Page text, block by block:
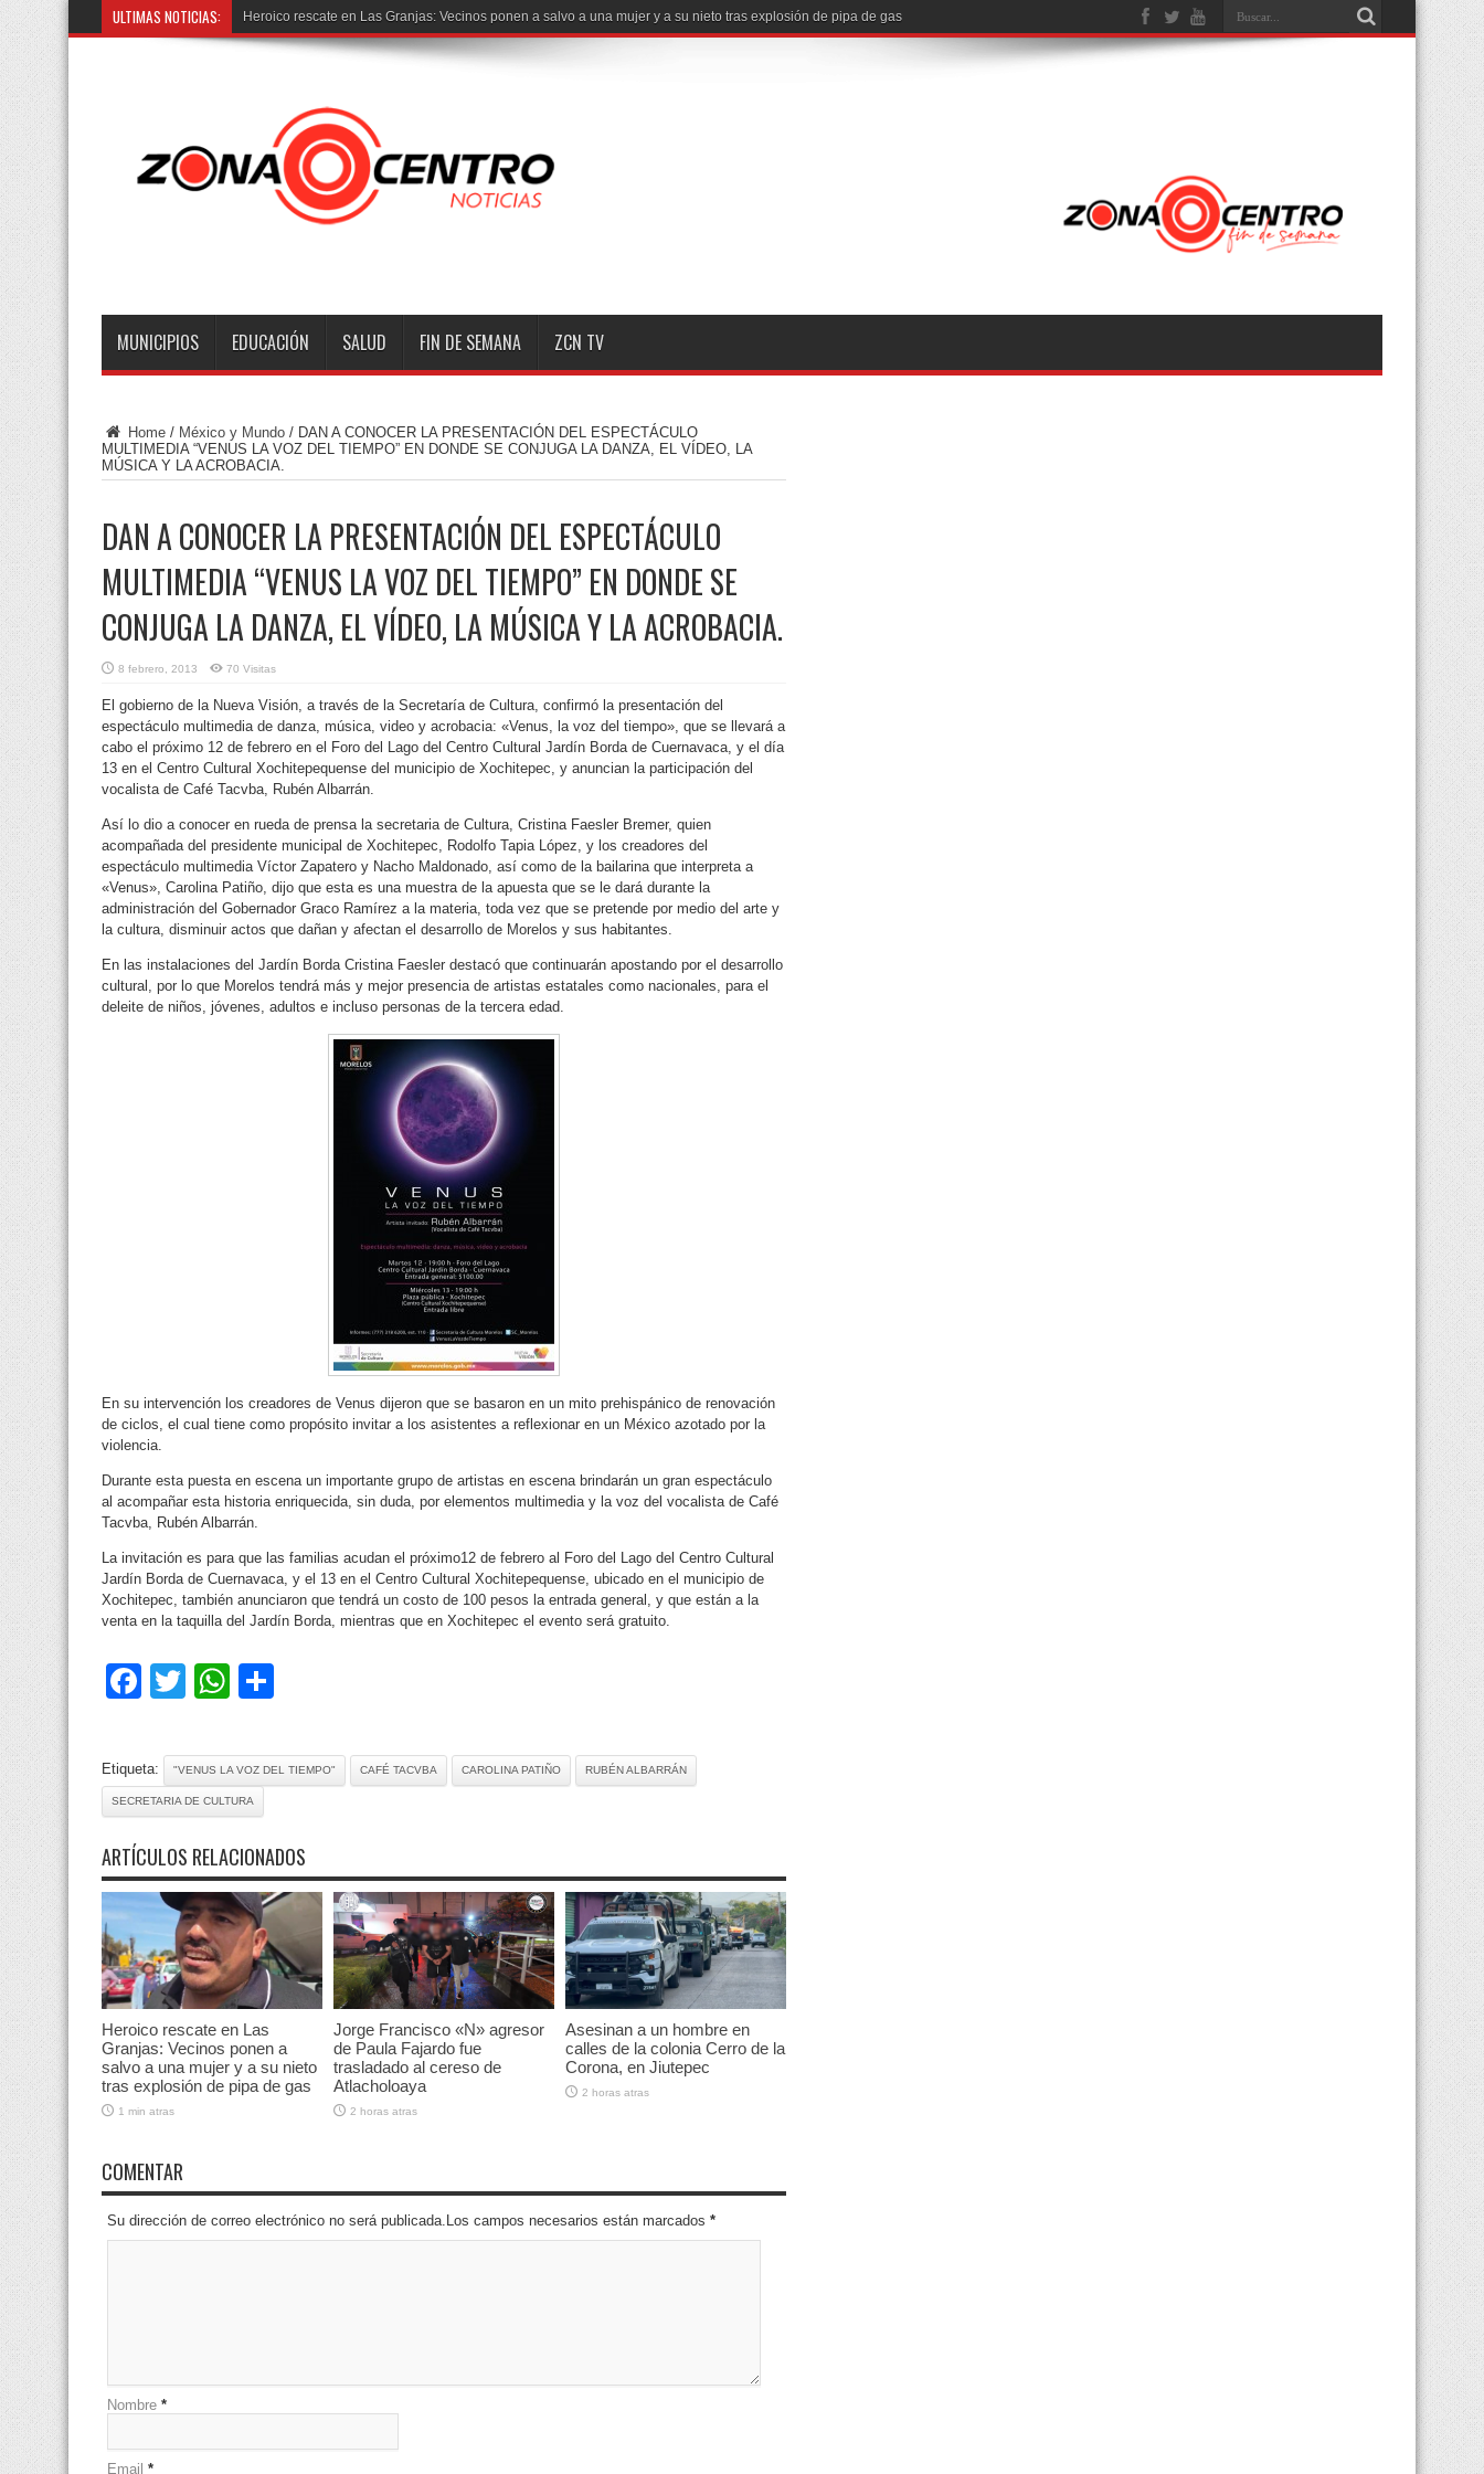
ULTIMAS NOTICIAS: Jorge F
MUNICIPIOS EDUCACIÓN SALUD FIN DE SEMANA ZCN TV
Home / México y Mundo / DAN A CONOCER LA PRESENTACIÓN DEL ESPECTÁCULO
MULTIMEDIA “VENUS LA VOZ DEL TIEMPO” EN DONDE SE CONJUGA LA DANZA, EL VÍDEO, LA
MÚSICA Y LA ACROBACIA.
DAN A CONOCER LA PRESENTACIÓN DEL ESPECTÁCULO
MULTIMEDIA “VENUS LA VOZ DEL TIEMPO” EN DONDE SE
CONJUGA LA DANZA, EL VÍDEO, LA MÚSICA Y LA ACROBACIA.
8 febrero, 2013 70 Visitas
El gobierno de la Nueva Visión, a través de la Secretaría de Cultura, confirmó la presentación del
espectáculo multimedia de danza, música, video y acrobacia: «Venus, la voz del tiempo», que se llevará a
cabo el próximo 12 de febrero en el Foro del Lago del Centro Cultural Jardín Borda de Cuernavaca, y el día
13 en el Centro Cultural Xochitepequense del municipio de Xochitepec, y anuncian la participación del
vocalista de Café Tacvba, Rubén Albarrán.
Así lo dio a conocer en rueda de prensa la secretaria de Cultura, Cristina Faesler Bremer, quien
acompañada del presidente municipal de Xochitepec, Rodolfo Tapia López, y los creadores del
espectáculo multimedia Víctor Zapatero y Nacho Maldonado, así como de la bailarina que interpreta a
«Venus», Carolina Patiño, dijo que esta es una muestra de la apuesta que se le dará durante la
administración del Gobernador Graco Ramírez a la materia, toda vez que se pretende por medio del arte y
la cultura, disminuir actos que dañan y afectan el desarrollo de Morelos y sus habitantes.
En las instalaciones del Jardín Borda Cristina Faesler destacó que continuarán apostando por el desarrollo
cultural, por lo que Morelos tendrá más y mejor presencia de artistas estatales como nacionales, para el
deleite de niños, jóvenes, adultos e incluso personas de la tercera edad.
En su intervención los creadores de Venus dijeron que se basaron en un mito prehispánico de renovación
de ciclos, el cual tiene como propósito invitar a los asistentes a reflexionar en un México azotado por la
violencia.
Durante esta puesta en escena un importante grupo de artistas en escena brindarán un gran espectáculo
al acompañar esta historia enriquecida, sin duda, por elementos multimedia y la voz del vocalista de Café
Tacvba, Rubén Albarrán.
La invitación es para que las familias acudan el próximo12 de febrero al Foro del Lago del Centro Cultural
Jardín Borda de Cuernavaca, y el 13 en el Centro Cultural Xochitepequense, ubicado en el municipio de
Xochitepec, también anunciaron que tendrá un costo de 100 pesos la entrada general, y que están a la
venta en la taquilla del Jardín Borda, mientras que en Xochitepec el evento será gratuito.
Facebook
TwitterWhatsApp
Etiqueta: "VENUS LA VOZ DEL TIEMPO" CAFÉ TACVBA CAROLINA PATIÑO RUBÉN ALBARRÁN
SECRETARIA DE CULTURA
ARTÍCULOS RELACIONADOS
Heroico rescate en Las
Granjas: Vecinos ponen a
salvo a una mujer y a su nieto
tras explosión de pipa de gas
1 min atras
Jorge Francisco «N» agresor
de Paula Fajardo fue
trasladado al cereso de
Atlacholoaya
2 horas atras
Asesinan a un hombre en
calles de la colonia Cerro de la
Corona, en Jiutepec
2 horas atras
COMENTAR
Su dirección de correo electrónico no será publicada.Los campos necesarios están marcados *
Nombre *
Email *